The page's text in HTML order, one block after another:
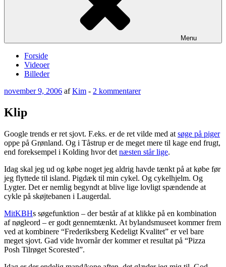
Menu
Forside
Videoer
Billeder
Udgivet
november 9, 2006 afKim - 2 kommentarertil
Klip
Google trends er ret sjovt. F.eks. er de ret vilde med at søge på piger
oppe på Grønland. Og i Tåstrup er de meget mere til kage end frugt,
end foreksempel i Kolding hvor det næsten står lige.
Idag skal jeg ud og købe noget jeg aldrig havde tænkt på at købe før
jeg flyttede til island. Pigdæk til min cykel. Og cykelhjelm. Og
Lygter. Det er nemlig begyndt at blive lige lovligt spændende at
cykle på skøjtebanen i Laugerdal.
MitKBHs søgefunktion – der består af at klikke på en kombination
af nøgleord – er godt gennemtænkt. At bylandsmuseet kommer frem
ved at kombinere “Frederiksberg Kedeligt Kvalitet” er vel bare
meget sjovt. Gad vide hvornår der kommer et resultat på “Pizza
Posh Tilrøget Scorested”.